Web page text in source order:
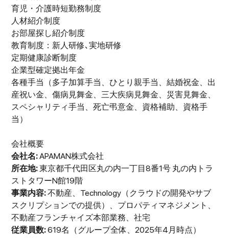
育児・介護時短勤務制度
人材紹介制度
お部屋探し紹介制度
教育制度：新人研修､実地研修
定期健康診断制度
企業型確定拠出年金
各種手当（多子加算手当、ひとり親手当、結婚祝金、出
産祝い金、傷病見舞金、三大疾病見舞金、災害見舞金、
スペシャリティ手当、死亡弔意金、資格補助、資格手
当）
会社概要
会社名:APAMAN株式会社
所在地:東京都千代田区丸の内一丁目8番1号 丸の内トラ
ストタワーN館19階
事業内容:不動産、Technology（クラウドの開発やサブ
スクリプションでの提供）、プロパティマネジメント、
不動産フランチャイズ本部業務、社宅
従業員数:619名（グループ全体、2025年4月時点）